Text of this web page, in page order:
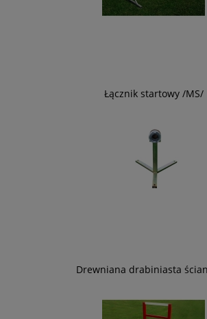
Łącznik startowy /MS/
Drewniana drabiniasta